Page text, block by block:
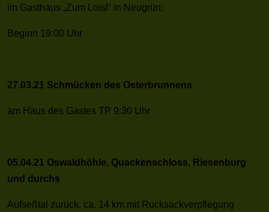
im Gasthaus „Zum Loisl“ in Neugrün;
Beginn 19:00 Uhr
27.03.21 Schmücken des Osterbrunnens
am Haus des Gastes TP 9:30 Uhr
05.04.21 Oswaldhöhle, Quackenschloss, Riesenburg
und durchs
Aufseßtal zurück. ca. 14 km mit Rucksackverpflegung